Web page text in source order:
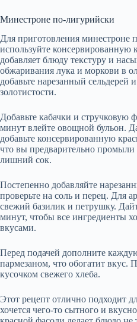
Минестроне по-лигурийски
Для приготовления минестроне
используйте консервированную
добавляет блюду текстуру и
обжаривания лука и моркови в
добавьте нарезанный сельдерей
золотистости.
Добавьте кабачки и стручковую
минут влейте овощной бульон.
добавьте консервированную
что вы предварительно промыли
лишний сок.
Постепенно добавляйте
проверьте на соль и перец. Для
свежий базилик и петрушку.
минут, чтобы все ингредиенты
вкусами.
Перед подачей дополните
пармезаном, что обогатит вкус.
кусочком свежего хлеба.
Этот рецепт отлично подходит
хочется чего-то сытного и